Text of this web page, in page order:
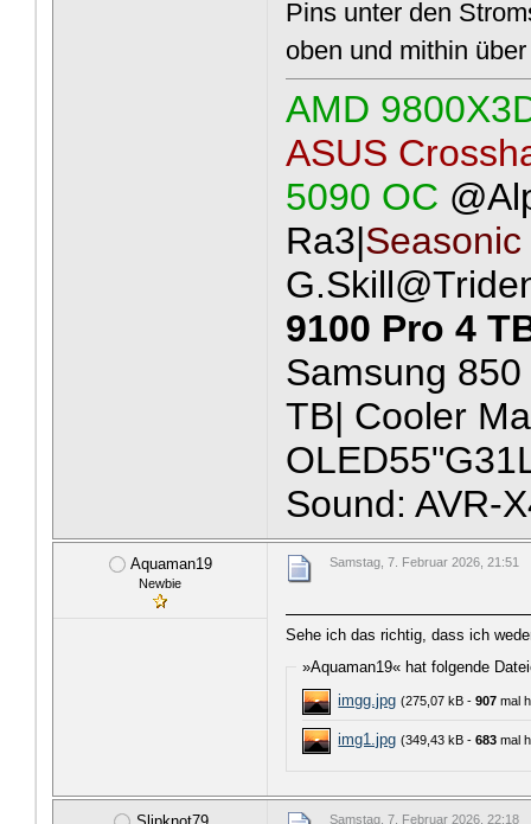
Pins unter den
oben und mithin
AMD
ASUS
5090 OC
Ra3|
9100 Pro 4
Samsung
TB| Cooler
Sound: AVR-
Aquaman19
Newbie
Samstag, 7. Februar 2026, 21:51
Sehe ich das richtig, dass ich
»Aquaman19« hat folgende
imgg.jpg (275,07 kB -907 mal
img1.jpg (349,43 kB -683 mal
Samstag, 7. Februar 2026, 22:18